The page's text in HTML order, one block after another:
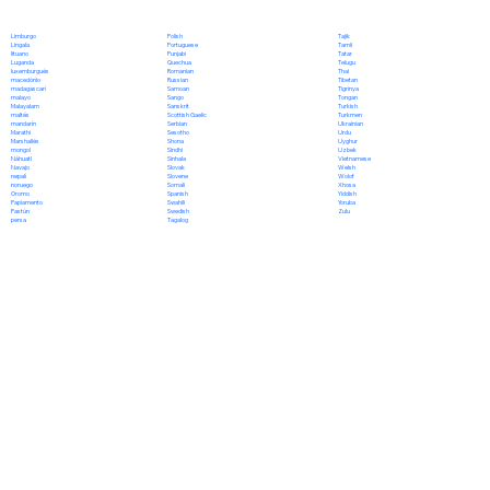
Limburgo
Lingala
lituano
Luganda
luxemburgués
macedónio
madagascarí
malayo
Malayalam
maltés
mandarín
Marathi
Marshallés
mongol
Náhuatl
Navajo
nepalí
noruego
Oromo
Papiamento
Pastún
persa
Polish
Portuguese
Punjabi
Quechua
Romanian
Russian
Samoan
Sango
Sanskrit
Scottish Gaelic
Serbian
Sesotho
Shona
Sindhi
Sinhala
Slovak
Slovene
Somali
Spanish
Swahili
Swedish
Tagalog
Tajik
Tamil
Tatar
Telugu
Thai
Tibetan
Tigrinya
Tongan
Turkish
Turkmen
Ukrainian
Urdu
Uyghur
Uzbek
Vietnamese
Welsh
Wolof
Xhosa
Yiddish
Yoruba
Zulu